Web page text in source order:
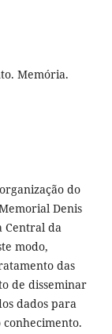
Memória.
do
Denis
Central da
modo,
das
de disseminar
dados para